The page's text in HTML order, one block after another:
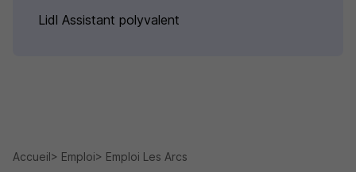
Lidl Assistant polyvalent
Accueil Emploi
Emploi Les Arcs